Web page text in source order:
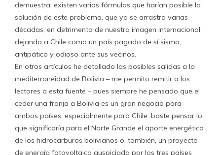
demuestra, existen varias fórmulas que harían posible la
solución de este problema, que ya se arrastra varias
décadas, en detrimento de nuestra imagen internacional,
dejando a Chile como un país pagado de sí sismo,
antipático y odioso ante sus vecinos.
En otros artículos he detallado las posibles salidas a la
mediterraneidad de Bolivia – me permito remitir a los
lectores a esta fuente – pues siempre he pensado que el
ceder una franja a Bolivia es un gran negocio para
ambos países, especialmente para Chile: baste pensar lo
que significaría para el Norte Grande el aporte energético
de los hidrocarburos bolivianos o, también, un proyecto
de energía fotovoltaica auspiciada por los tres países